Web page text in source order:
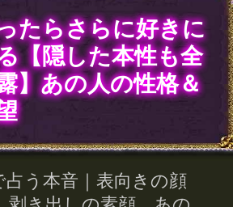
らす意外な本性
を浮き彫りにし
の姿」を知るこ
深くなるでしょ